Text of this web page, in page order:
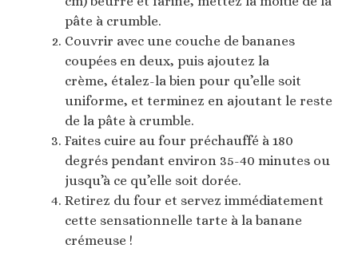
pâte à crumble.
Couvrir avec une couche de bananes
coupées en deux, puis ajoutez la
crème, étalez-la bien pour qu’elle soit
uniforme, et terminez en ajoutant le reste
de la pâte à crumble.
Faites cuire au four préchauffé à 180
degrés pendant environ 35-40 minutes ou
jusqu’à ce qu’elle soit dorée.
Retirez du four et servez immédiatement
cette sensationnelle tarte à la banane
crémeuse !